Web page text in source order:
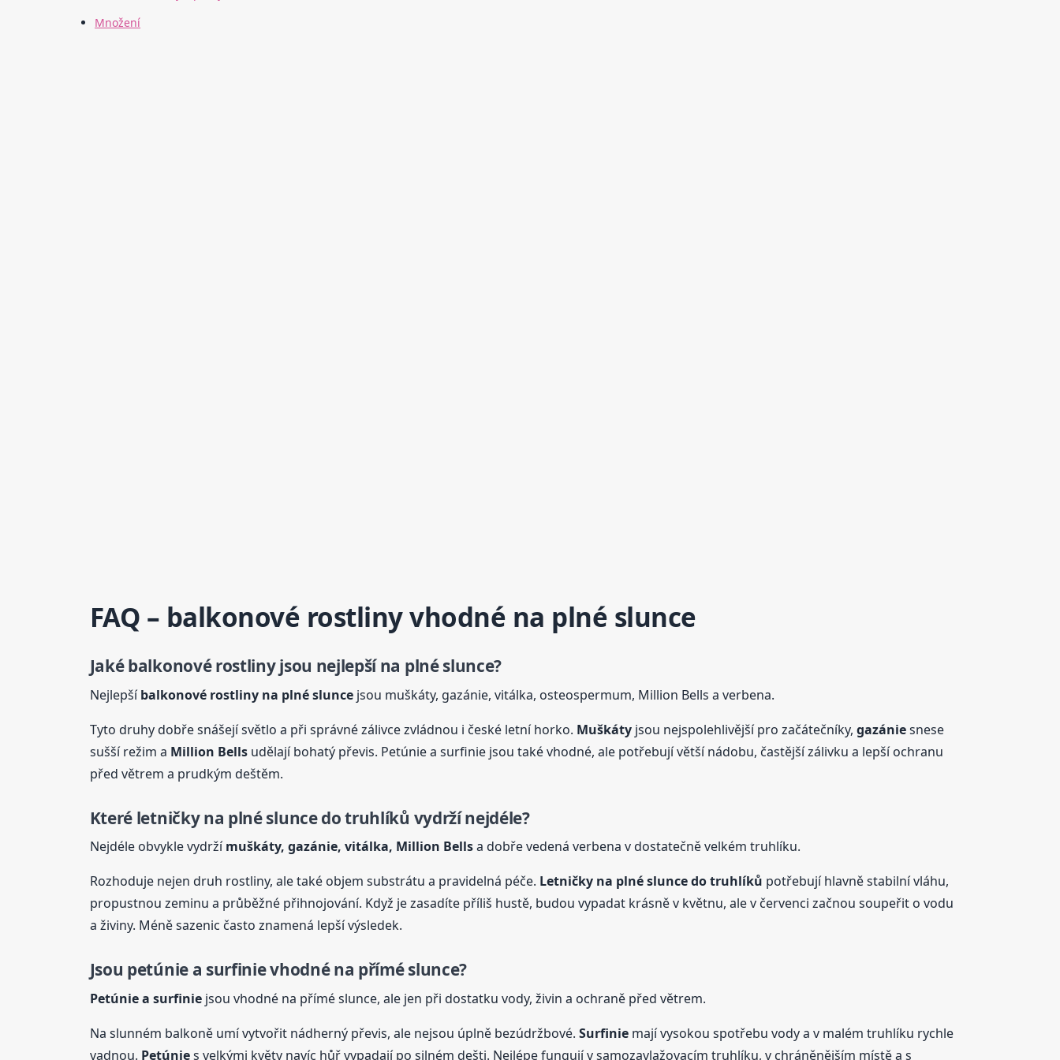
Množení
FAQ – balkonové rostliny vhodné na plné slunce
Jaké balkonové rostliny jsou nejlepší na plné slunce?
Nejlepšíbalkonové rostliny na plné sluncejsou muškáty, gazánie, vitálka, osteospermum, Million Bells a verbena.
Tyto druhy dobře snášejí světlo a při správné zálivce zvládnou i české letní horko. Muškátyjsou nejspolehlivější pro začátečníky, gazániesnese
sušší režim a Million Bellsudělají bohatý převis. Petúnie a surfinie jsou také vhodné, ale potřebují větší nádobu, častější zálivku a lepší ochranu
před větrem a prudkým deštěm.
Které letničky na plné slunce do truhlíků vydrží nejdéle?
Nejdéle obvykle vydržímuškáty, gazánie, vitálka, Million Bellsa dobře vedená verbena v dostatečně velkém truhlíku.
Rozhoduje nejen druh rostliny, ale také objem substrátu a pravidelná péče. Letničky na plné slunce do truhlíků potřebují hlavně stabilní vláhu,
propustnou zeminu a průběžné přihnojování. Když je zasadíte příliš hustě, budou vypadat krásně v květnu, ale v červenci začnou soupeřit o vodu
a živiny. Méně sazenic často znamená lepší výsledek.
Jsou petúnie a surfinie vhodné na přímé slunce?
Petúnie a surfiniejsou vhodné na přímé slunce, ale jen při dostatku vody, živin a ochraně před větrem.
Na slunném balkoně umí vytvořit nádherný převis, ale nejsou úplně bezúdržbové. Surfiniemají vysokou spotřebu vody a v malém truhlíku rychle
vadnou. Petúnies velkými květy navíc hůř vypadají po silném dešti. Nejlépe fungují v samozavlažovacím truhlíku, v chráněnějším místě a s